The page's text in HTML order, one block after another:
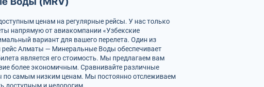
ценам на регулярные рейсы. У нас только
напрямую от авиакомпании «Узбекские
вариант для вашего перелета. Один из
рейс Алматы — Минеральные Воды обеспечивает
является его стоимость. Мы предлагаем вам
более экономичным. Сравнивайте различные
по самым низким ценам. Мы постоянно отслеживаем